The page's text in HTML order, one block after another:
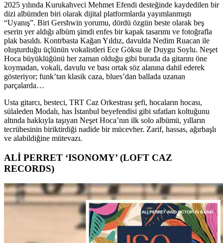
2025 yılında Kurukahveci Mehmet Efendi desteğinde kaydedilen bir
dizi albümden biri olarak dijital platformlarda yayımlanmıştı
“Uyanış”. Biri Gershwin yorumu, dördü özgün beste olarak beş
eserin yer aldığı albüm şimdi enfes bir kapak tasarımı ve fotoğrafla
plak basıldı. Kontrbasta Kağan Yıldız, davulda Nedim Ruacan ile
oluşturduğu üçlünün vokalistleri Ece Göksu ile Duygu Soylu. Neşet
Hoca büyüklüğünü her zaman olduğu gibi burada da gitarını öne
koymadan, vokali, davulu ve bası ortak söz alanına dahil ederek
gösteriyor; funk’tan klasik caza, blues’dan ballada uzanan
parçalarda…
Usta gitarcı, besteci, TRT Caz Orkestrası şefi, hocaların hocası,
sülaleden Modalı, has İstanbul beyefendisi gibi sıfatları koltuğunu
altında hakkıyla taşıyan Neşet Hoca’nın ilk solo albümü, yılların
tecrübesinin biriktirdiği nadide bir mücevher. Zarif, hassas, ağırbaşlı
ve alabildiğine mütevazı.
ALİ PERRET ‘ISONOMY’ (LOFT CAZ
RECORDS)